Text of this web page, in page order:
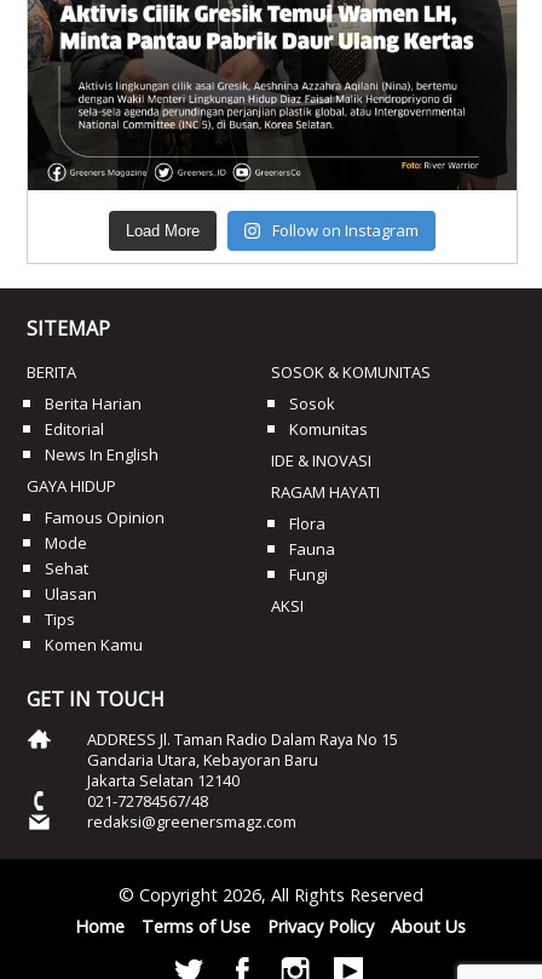
Load More Follow on Instagram
SITEMAP
BERITA
Berita Harian
Editorial
News In English
GAYA HIDUP
Famous Opinion
Mode
Sehat
Ulasan
Tips
Komen Kamu
SOSOK & KOMUNITAS
Sosok
Komunitas
IDE & INOVASI
RAGAM HAYATI
Flora
Fauna
Fungi
AKSI
GET IN TOUCH
ADDRESS Jl. Taman Radio Dalam Raya No 15
Gandaria Utara, Kebayoran Baru
Jakarta Selatan 12140
021-72784567/48
redaksi@greenersmagz.com
© Copyright 2026, All Rights Reserved
Home
Terms of Use Privacy Policy About Us